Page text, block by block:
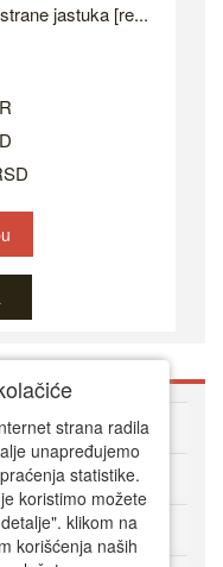
jastuka [re...
strana radila
unapređujemo
statistike.
koristimo možete
klikom na
korišćenja naših